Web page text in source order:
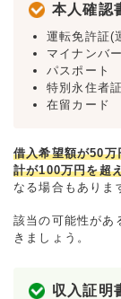
本人確認
運転免許証(
マイナンバ
パスポート
特別永住者
在留カード
借入希望額が50
計が100万円を超
なる場合もありま
該当の可能性があ
きましょう。
収入証明